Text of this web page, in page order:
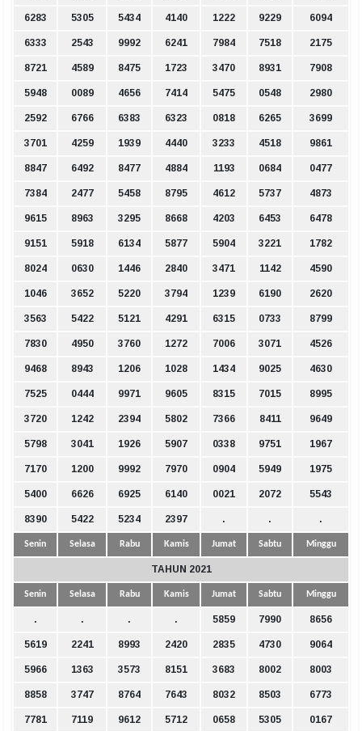
6283 5305 5434 4140 1222 9229 6094
6333 2543 9992 6241 7984 7518 2175
8721 4589 8475 1723 3470 8931 7908
5948 0089 4656 7414 5475 0548 2980
2592 6766 6383 6323 0818 6265 3699
3701 4259 1939 4440 3233 4518 9861
8847 6492 8477 4884 1193 0684 0477
7384 2477 5458 8795 4612 5737 4873
9615 8963 3295 8668 4203 6453 6478
9151 5918 6134 5877 5904 3221 1782
8024 0630 1446 2840 3471 1142 4590
1046 3652 5220 3794 1239 6190 2620
3563 5422 5121 4291 6315 0733 8799
7830 4950 3760 1272 7006 3071 4526
9468 8943 1206 1028 1434 9025 4630
7525 0444 9971 9605 8315 7015 8995
3720 1242 2394 5802 7366 8411 9649
5798 3041 1926 5907 0338 9751 1967
7170 1200 9992 7970 0904 5949 1975
5400 6626 6925 6140 0021 2072 5543
8390 5422 5234 2397 . . .
Senin Selasa Rabu Kamis Jumat Sabtu Minggu
TAHUN 2021
Senin Selasa Rabu Kamis Jumat Sabtu Minggu
. . . . 5859 7990 8656
5619 2241 8993 2420 2835 4730 9064
5966 1363 3573 8151 3683 8002 8003
8858 3747 8764 7643 8032 8503 6773
7781 7119 9612 5712 0658 5305 0167